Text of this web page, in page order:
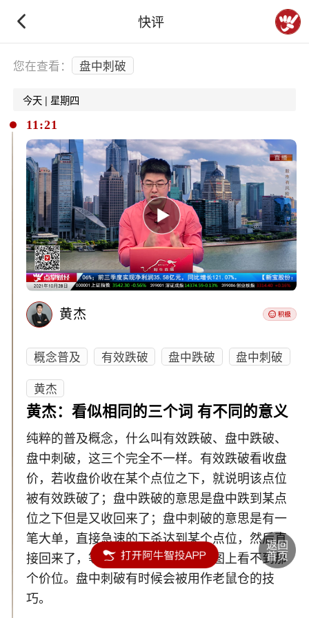
快评
下拉刷新
您在查看： 盘中刺破
今天 | 星期四
11:21
黄杰
概念普及 有效跌破 盘中跌破
盘中刺破
黄杰
黄杰：看似相同的三个词 有不同的意义
纯粹的普及概念，什么叫有效跌破、盘中跌破、
盘中刺破，这三个完全不一样。有效跌破看收盘
价，若收盘价收在某个点位之下，就说明该点位
被有效跌破了；盘中跌破的意思是盘中跌到某点
位之下但是又收回来了；盘中刺破的意思是有一
笔大单，直接急速的下杀达到某个点位，然后直
接回来了，等你复盘的时候在分时图上看不到那
个价位。盘中刺破有时候会被用作老鼠仓的技
巧。